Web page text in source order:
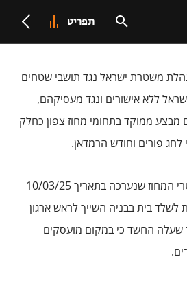
תפריט
משטרת ישראל נגד תושבי שטחים
ללא אישורים ונגד מעסיקהם,
מבצע ממוקד בתחומי מחוז צפון כחלק
לחג פורים וחודש הרמדאן.
במסגרת פעילות של שוטרי המחוז שנערכה בתאריך 10/03/25
לשלד בית בבניה השייך לראש ארגון
החשד כי במקום מועסקים